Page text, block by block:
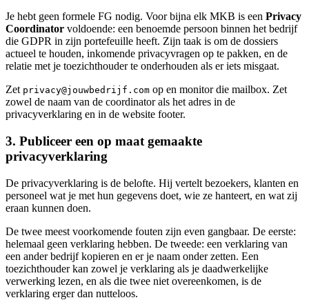
Je hebt geen formele FG nodig. Voor bijna elk MKB is een Privacy
Coordinator voldoende: een benoemde persoon binnen het bedrijf
die GDPR in zijn portefeuille heeft. Zijn taak is om de dossiers
actueel te houden, inkomende privacyvragen op te pakken, en de
relatie met je toezichthouder te onderhouden als er iets misgaat.
Zet privacy@jouwbedrijf.com op en monitor die mailbox. Zet
zowel de naam van de coordinator als het adres in de
privacyverklaring en in de website footer.
3. Publiceer een op maat gemaakte
privacyverklaring
De privacyverklaring is de belofte. Hij vertelt bezoekers, klanten en
personeel wat je met hun gegevens doet, wie ze hanteert, en wat zij
eraan kunnen doen.
De twee meest voorkomende fouten zijn even gangbaar. De eerste:
helemaal geen verklaring hebben. De tweede: een verklaring van
een ander bedrijf kopieren en er je naam onder zetten. Een
toezichthouder kan zowel je verklaring als je daadwerkelijke
verwerking lezen, en als die twee niet overeenkomen, is de
verklaring erger dan nutteloos.